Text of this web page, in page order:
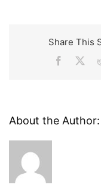
Share This
Facebook
About the Author: